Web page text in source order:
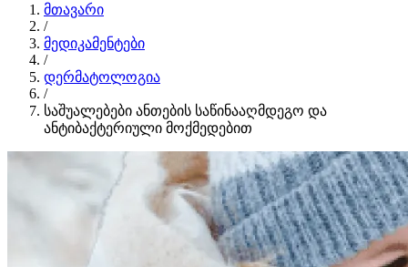
მთავარი
/
მედიკამენტები
/
დერმატოლოგია
/
საშუალებები ანთების საწინააღმდეგო და
ანტიბაქტერიული მოქმედებით